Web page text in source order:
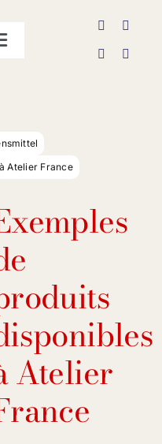
Atelier France
Atelier